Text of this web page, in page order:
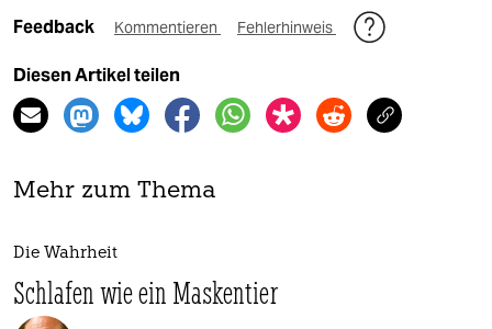
Feedback Kommentieren Fehlerhinweis
Diesen Artikel teilen
Mehr zum Thema
Die Wahrheit
Schlafen wie ein Maskentier